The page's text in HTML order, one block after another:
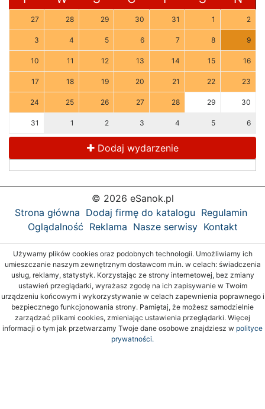
27 28 29 30 31 1 2
3 4 5 6 7 8 9
10 11 12 13 14 15 16
17 18 19 20 21 22 23
24 25 26 27 28 29 30
31 1 2 3 4 5 6
Dodaj wydarzenie
© 2026 eSanok.pl
Strona główna Dodaj firmę do katalogu Regulamin
Oglądalność Reklama Nasze serwisy Kontakt
Używamy plików cookies oraz podobnych technologii. Umożliwiamy ich
umieszczanie naszym zewnętrznym dostawcom m.in. w celach: świadczenia
usług, reklamy, statystyk. Korzystając ze strony internetowej, bez zmiany
ustawień przeglądarki, wyrażasz zgodę na ich zapisywanie w Twoim
urządzeniu końcowym i wykorzystywanie w celach zapewnienia poprawnego i
bezpiecznego funkcjonowania strony. Pamiętaj, że możesz samodzielnie
zarządzać plikami cookies, zmieniając ustawienia przeglądarki. Więcej
informacji o tym jak przetwarzamy Twoje dane osobowe znajdziesz w polityce
prywatności.